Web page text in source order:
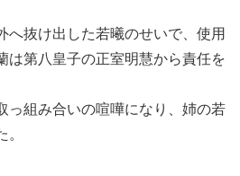
へ抜け出した若曦のせいで、使用
は第八皇子の正室明慧から責任を
っ組み合いの喧嘩になり、姉の若